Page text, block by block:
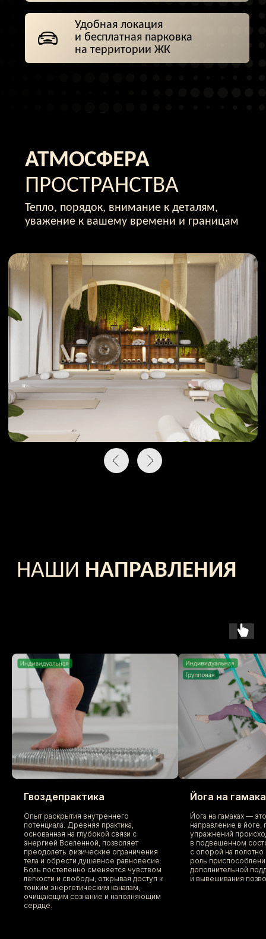
НАШИНАПРАВЛЕНИЯ
Гвоздепрактика
Опыт раскрытия внутреннего
потенциала. Древняя практика,
основанная на глубокой связи с
энергией Вселенной, позволяет
преодолеть физические ограничения
тела и обрести душевное равновесие.
Боль постепенно сменяется чувством
лёгкости и свободы, открывая доступ к
тонким энергетическим каналам,
очищающим сознание и наполняющим
сердце.
Йога на
Йога на гамаках —
направление в йоге,
упражнений
в подвешенном
с опорой на
роль
дополнительной
и вывешивания
за2000руб